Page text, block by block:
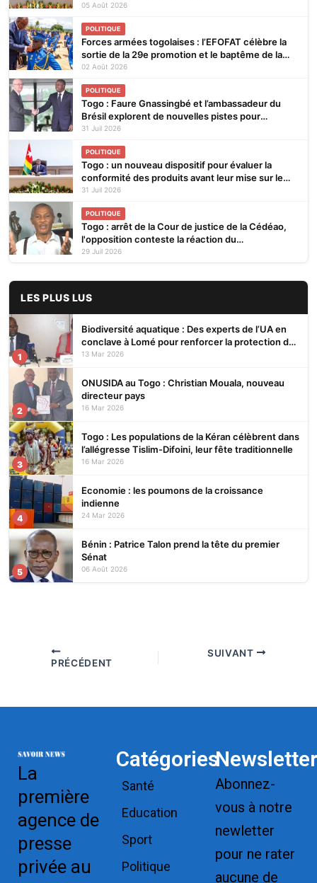
05 Août 2026
POLITIQUE
Forces armées togolaises : l’EFOFAT célèbre la
sortie de la 29e promotion et le baptême de la
30e
02 Août 2026
POLITIQUE
Togo : Faure Gnassingbé et l’ambassadeur du
Brésil explorent de nouvelles pistes pour
renforcer la coopération bilatérale
31 Juil 2026
POLITIQUE
Togo : un nouveau dispositif pour évaluer la
conformité des produits avant leur mise sur le
marché
31 Juil 2026
POLITIQUE
Togo : arrêt de la Cour de justice de la Cédéao,
l'opposition conteste la réaction du
gouvernement
29 Juil 2026
LES PLUS LUS
1
Biodiversité aquatique : Des experts de l’UA en
conclave à Lomé pour renforcer la protection des
écosystèmes
13 Mar 2026
2
ONUSIDA au Togo : Christian Mouala, nouveau
directeur pays
16 Mar 2026
3
Togo : Les populations de la Kéran célèbrent dans
l’allégresse Tislim-Difoini, leur fête traditionnelle
16 Mar 2026
4
Economie : les poumons de la croissance
indienne
24 Mar 2026
5
Bénin : Patrice Talon prend la tête du premier
Sénat
06 Août 2026
PRÉCÉDENT
SUIVANT
La
première
agence de
presse
privée au
Catégories
Santé
Education
Sport
Politique
Newsletter
Abonnez-
vous à notre
newletter
pour ne rater
aucune de